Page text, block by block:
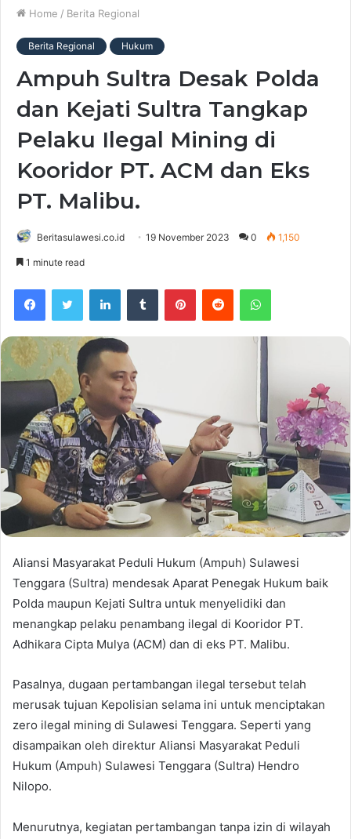
Home / Berita Regional
Berita Regional Hukum
Ampuh Sultra Desak Polda
dan Kejati Sultra Tangkap
Pelaku Ilegal Mining di
Kooridor PT. ACM dan Eks
PT. Malibu.
Beritasulawesi.co.id 19 November 2023 0 1,150
1 minute read
Aliansi Masyarakat Peduli Hukum (Ampuh) Sulawesi
Tenggara (Sultra) mendesak Aparat Penegak Hukum baik
Polda maupun Kejati Sultra untuk menyelidiki dan
menangkap pelaku penambang ilegal di Kooridor PT.
Adhikara Cipta Mulya (ACM) dan di eks PT. Malibu.
Pasalnya, dugaan pertambangan ilegal tersebut telah
merusak tujuan Kepolisian selama ini untuk menciptakan
zero ilegal mining di Sulawesi Tenggara. Seperti yang
disampaikan oleh direktur Aliansi Masyarakat Peduli
Hukum (Ampuh) Sulawesi Tenggara (Sultra) Hendro
Nilopo.
Menurutnya, kegiatan pertambangan tanpa izin di wilayah